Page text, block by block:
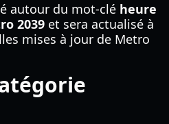
autour du mot-clé heure
2039 et sera actualisé à
mises à jour de Metro